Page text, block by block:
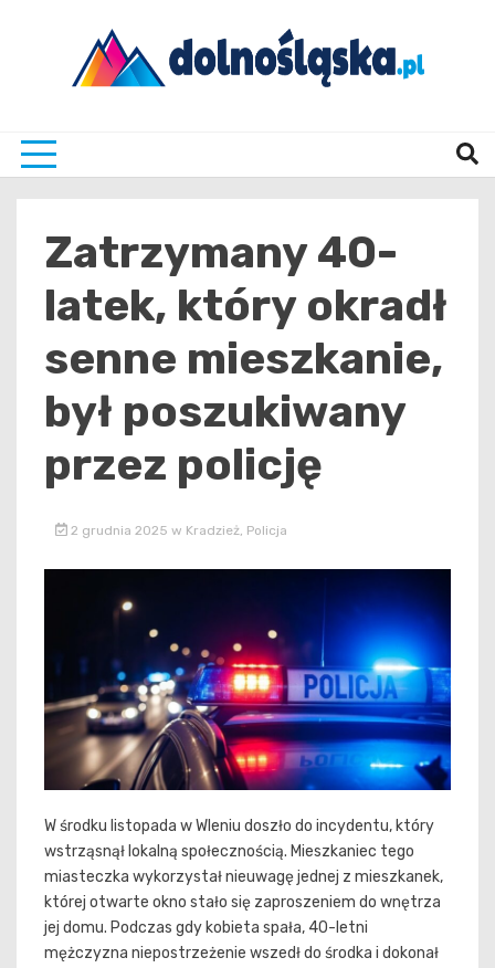
Zatrzymany 40-
latek, który okradł
senne mieszkanie,
był poszukiwany
przez policję
2 grudnia 2025 w Kradzież, Policja
W środku listopada w Wleniu doszło do incydentu, który
wstrząsnął lokalną społecznością. Mieszkaniec tego
miasteczka wykorzystał nieuwagę jednej z mieszkanek,
której otwarte okno stało się zaproszeniem do wnętrza
jej domu. Podczas gdy kobieta spała, 40-letni
mężczyzna niepostrzeżenie wszedł do środka i dokonał